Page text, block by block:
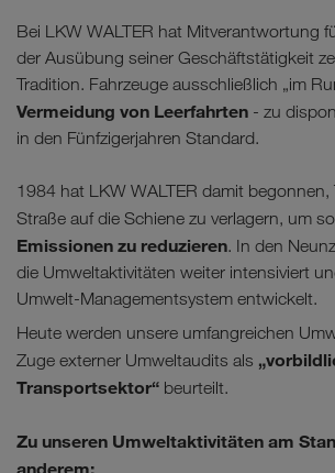
Bei LKW WALTER hat Mitverantwortung
der Ausübung seiner Geschäftstätigkeit
Tradition. Fahrzeuge ausschließlich „im
Vermeidung von Leerfahrten - zu
in den Fünfzigerjahren Standard.
1984 hat LKW WALTER damit begonnen,
Straße auf die Schiene zu verlagern, um so
Emissionen zu reduzieren. In den
die Umweltaktivitäten weiter intensiviert
Umwelt-Managementsystem entwickelt.
Heute werden unsere umfangreichen
Zuge externer Umweltaudits als
Transportsektor“ beurteilt.
Zu unseren Umweltaktivitäten am